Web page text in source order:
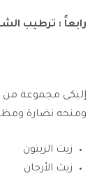
رابعاً : ترطيب
إليكى مجموعة من
ومنحه نضارة
زيت الزيتون
زيت الأرجان